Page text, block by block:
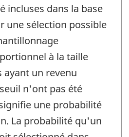
incluses dans la base
une sélection possible
à la taille
ayant un revenu
n'ont pas été
une probabilité
La probabilité qu'un